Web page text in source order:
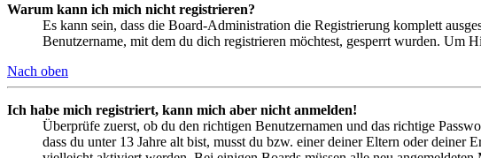
Warum kann ich mich nicht registrieren?
Es kann sein, dass die Board-Administration die Registrierung komplett
Benutzername, mit dem du dich registrieren möchtest, gesperrt wurden. Um
Nach oben
Ich habe mich registriert, kann mich aber nicht anmelden!
Überprüfe zuerst, ob du den richtigen Benutzernamen und das richtige
dass du unter 13 Jahre alt bist, musst du bzw. einer deiner Eltern oder